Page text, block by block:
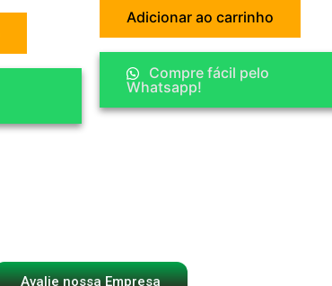
Adicionar ao carrinho
Compre fácil pelo
Whatsapp!
Avalie nossa Empresa